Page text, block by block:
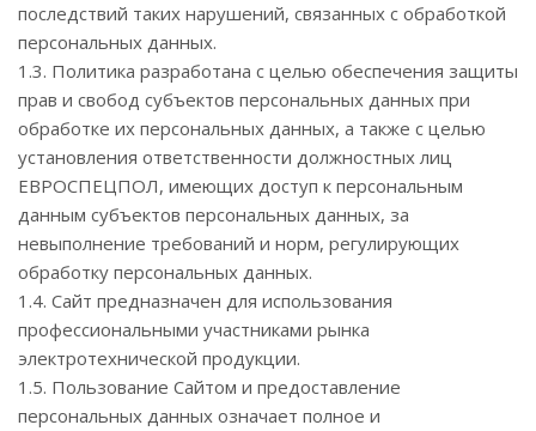
последствий таких нарушений, связанных с обработкой
персональных данных.
1.3. Политика разработана с целью обеспечения защиты
прав и свобод субъектов персональных данных при
обработке их персональных данных, а также с целью
установления ответственности должностных лиц
ЕВРОСПЕЦПОЛ, имеющих доступ к персональным
данным субъектов персональных данных, за
невыполнение требований и норм, регулирующих
обработку персональных данных.
1.4. Сайт предназначен для использования
профессиональными участниками рынка
электротехнической продукции.
1.5. Пользование Сайтом и предоставление
персональных данных означает полное и